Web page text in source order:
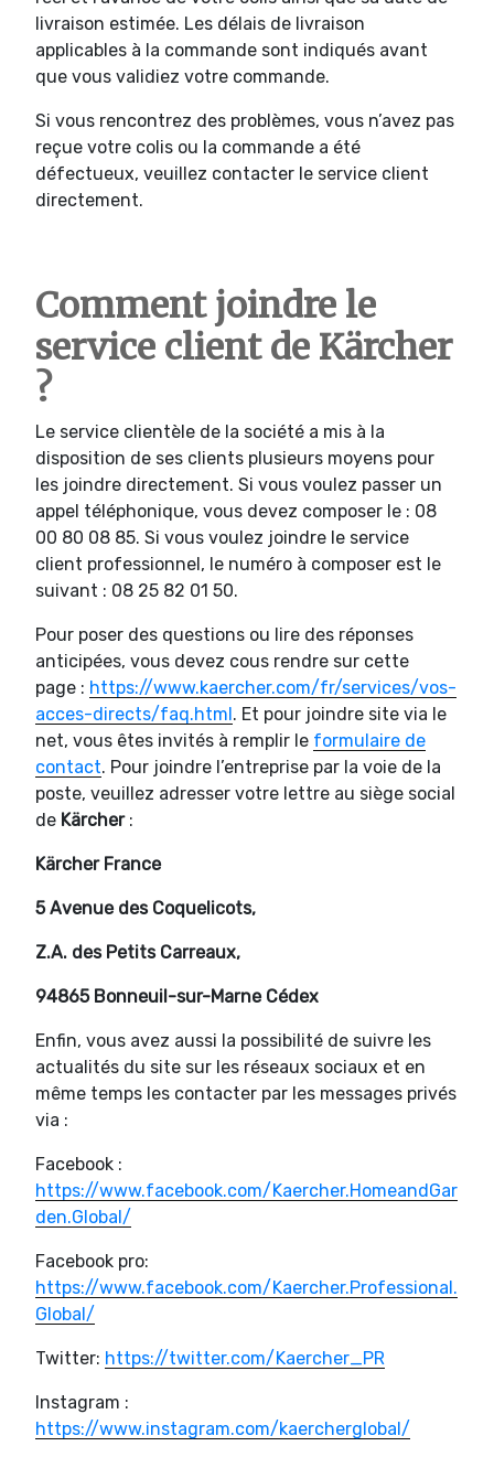
livraison estimée. Les délais de livraison
applicables à la commande sont indiqués avant
que vous validiez votre commande.
Si vous rencontrez des problèmes, vous n’avez pas
reçue votre colis ou la commande a été
défectueux, veuillez contacter le service client
directement.
Comment joindre le
service client de Kärcher
?
Le service clientèle de la société a mis à la
disposition de ses clients plusieurs moyens pour
les joindre directement. Si vous voulez passer un
appel téléphonique, vous devez composer le : 08
00 80 08 85. Si vous voulez joindre le service
client professionnel, le numéro à composer est le
suivant : 08 25 82 01 50.
Pour poser des questions ou lire des réponses
anticipées, vous devez cous rendre sur cette
page : https://www.kaercher.com/fr/services/vos-
acces-directs/faq.html. Et pour joindre site via le
net, vous êtes invités à remplir le formulaire de
contact. Pour joindre l’entreprise par la voie de la
poste, veuillez adresser votre lettre au siège social
de Kärcher :
Kärcher France
5 Avenue des Coquelicots,
Z.A. des Petits Carreaux,
94865 Bonneuil-sur-Marne Cédex
Enfin, vous avez aussi la possibilité de suivre les
actualités du site sur les réseaux sociaux et en
même temps les contacter par les messages privés
via :
Facebook :
https://www.facebook.com/Kaercher.HomeandGar
den.Global/
Facebook pro:
https://www.facebook.com/Kaercher.Professional.
Global/
Twitter: https://twitter.com/Kaercher_PR
Instagram :
https://www.instagram.com/kaercherglobal/